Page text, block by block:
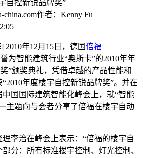
自控新锐品牌奖”
china.com作者：Kenny Fu
2010年12月15日，德国倍福
为智能建筑行业“奥斯卡”的2010年年
”颁奖典礼，凭借卓越的产品性能和
年度楼宇自控新锐品牌奖”。并在
国国际建筑智能化峰会上，就“智能
主题向与会者分享了倍福在楼宇自动
李治在峰会上表示：“倍福的楼宇自
分：所有标准楼宇控制、灯光控制、